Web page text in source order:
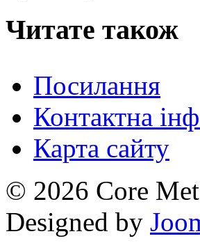
Читате також
Посилання
Контактна
Карта сайту
© 2026 Core
Designed by